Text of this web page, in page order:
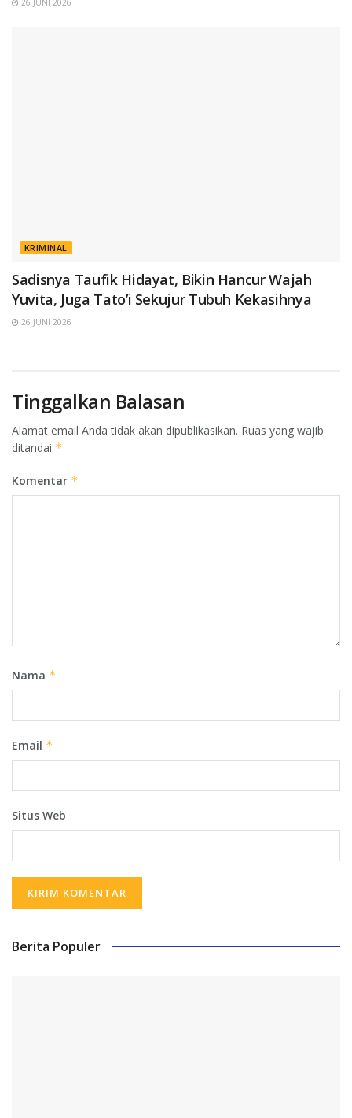
26 JUNI 2026
KRIMINAL
Sadisnya Taufik Hidayat, Bikin Hancur Wajah
Yuvita, Juga Tato’i Sekujur Tubuh Kekasihnya
26 JUNI 2026
Tinggalkan Balasan
Alamat email Anda tidak akan dipublikasikan. Ruas yang wajib
ditandai *
Komentar *
Nama *
Email *
Situs Web
Berita Populer